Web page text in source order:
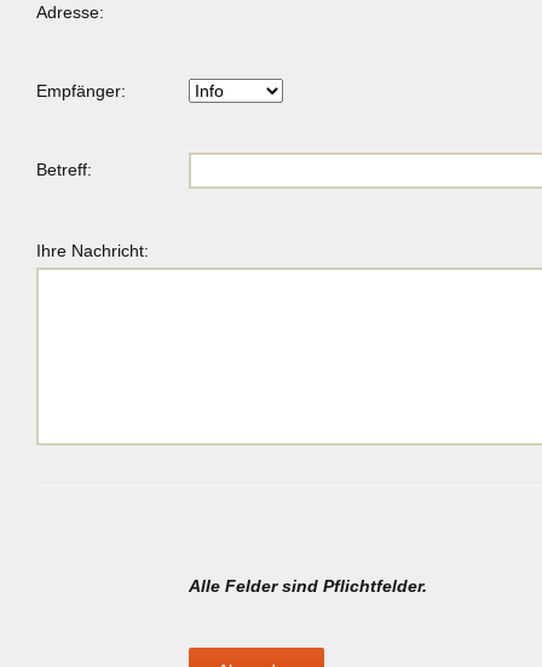
Adresse:
Empfänger:
Betreff:
Ihre Nachricht:
Alle Felder sind Pflichtfelder.